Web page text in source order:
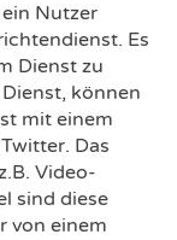
Nutzer
Es
Dienst zu
können
mit einem
Das
Video-
sind diese
von einem